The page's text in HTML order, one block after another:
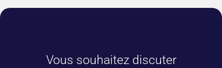
Vous souhaitez discuter